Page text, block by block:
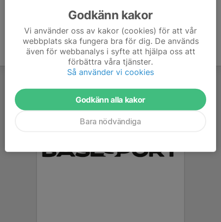
Godkänn kakor
Vi använder oss av kakor (cookies) för att vår
webbplats ska fungera bra för dig. De används
även för webbanalys i syfte att hjälpa oss att
förbättra våra tjänster.
Så använder vi cookies
Godkänn alla kakor
Bara nödvändiga